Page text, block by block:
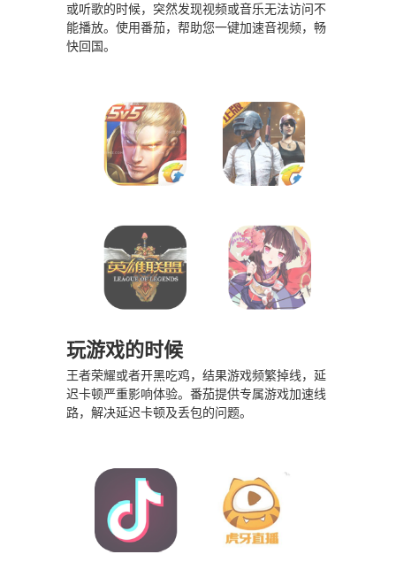
或听歌的时候，突然发现视频或音乐无法访问不
能播放。使用番茄，帮助您一键加速音视频，畅
快回国。
玩游戏的时候
王者荣耀或者开黑吃鸡，结果游戏频繁掉线，延
迟卡顿严重影响体验。番茄提供专属游戏加速线
路，解决延迟卡顿及丢包的问题。